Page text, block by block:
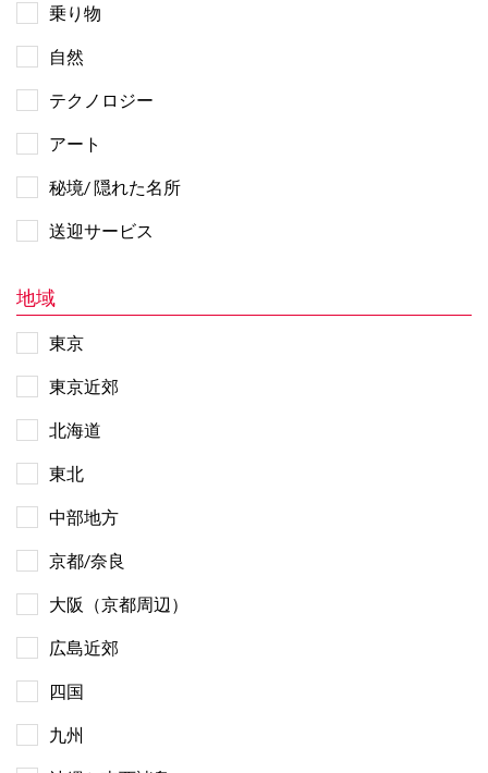
乗り物
自然
テクノロジー
アート
秘境/ 隠れた名所
送迎サービス
地域
東京
東京近郊
北海道
東北
中部地方
京都/奈良
大阪（京都周辺）
広島近郊
四国
九州